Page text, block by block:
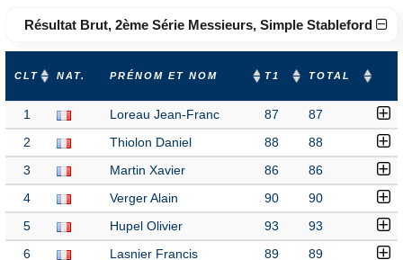
Résultat Brut, 2ème Série Messieurs, Simple Stableford
CLT NAT. PRÉNOM ET NOM T1 TOTAL
1 Loreau Jean-Franc 87 87
2 Thiolon Daniel 88 88
3 Martin Xavier 86 86
4 Verger Alain 90 90
5 Hupel Olivier 93 93
6 Lasnier Francis 89 89